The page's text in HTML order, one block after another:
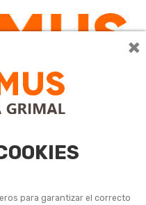
×
para garantizar el correcto